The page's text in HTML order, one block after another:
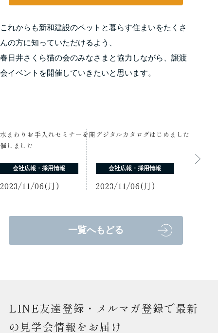
これからも新和建設のペットと暮らす住まいをたくさ
んの方に知っていただけるよう、
春日井さくら猫の会のみなさまと協力しながら、譲渡
会イベントを開催していきたいと思います。
水まわりお手入れセミナーを開
催しました
会社広報・採用情報
2023/11/06(月)
デジタルカタログはじめました
会社広報・採用情報
2023/11/06(月)
一覧へもどる
LINE友達登録・メルマガ登録で最新
の見学会情報をお届け